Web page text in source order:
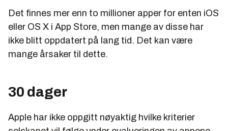
Det finnes mer enn to millioner apper for enten iOS
eller OS X i App Store, men mange av disse har
ikke blitt oppdatert på lang tid. Det kan være
mange årsaker til dette.
30 dager
Apple har ikke oppgitt nøyaktig hvilke kriterier